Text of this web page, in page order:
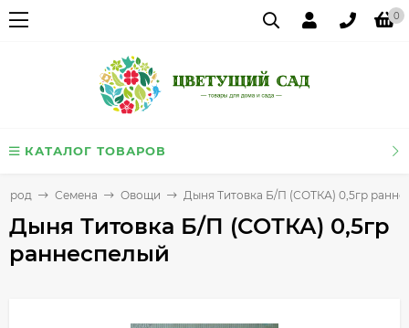
0
КАТАЛОГ ТОВАРОВ
Семена Овощи Дыня Титовка Б/П (СОТКА) 0,5гр
Дыня Титовка Б/П (СОТКА) 0,5гр
раннеспелый